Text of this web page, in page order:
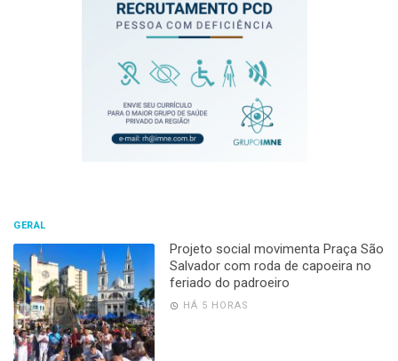
GERAL
Projeto social movimenta Praça São
Salvador com roda de capoeira no
feriado do padroeiro
HÁ 5 HORAS